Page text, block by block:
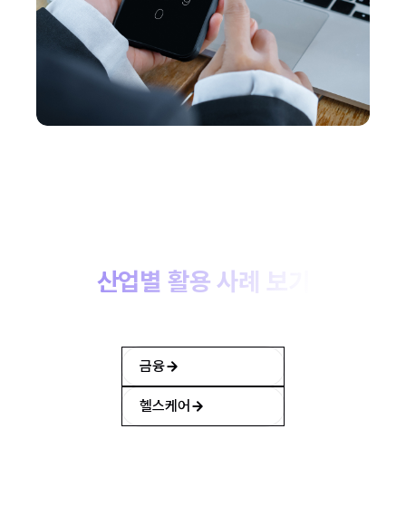
산업별 활용 사례 보기
금융
헬스케어